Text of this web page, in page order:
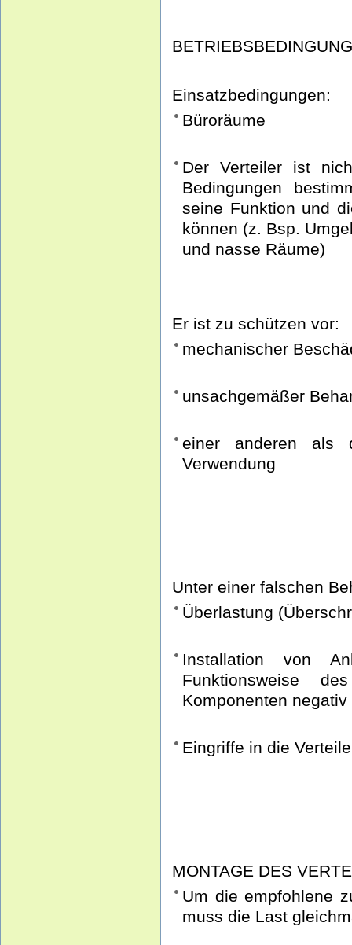
Einsatzbedingungen:
Büroräume
Der Verteiler ist
Bedingungen
seine Funktion und
können (z. Bsp.
und nasse Räume)
Er ist zu schützen vor:
mechanischer
unsachgemäßer
einer anderen als
Verwendung
Unter einer falschen
Überlastung
Installation von
Funktionsweise
Komponenten
Eingriffe in die
MONTAGE DES
Um die empfohlene
muss die Last